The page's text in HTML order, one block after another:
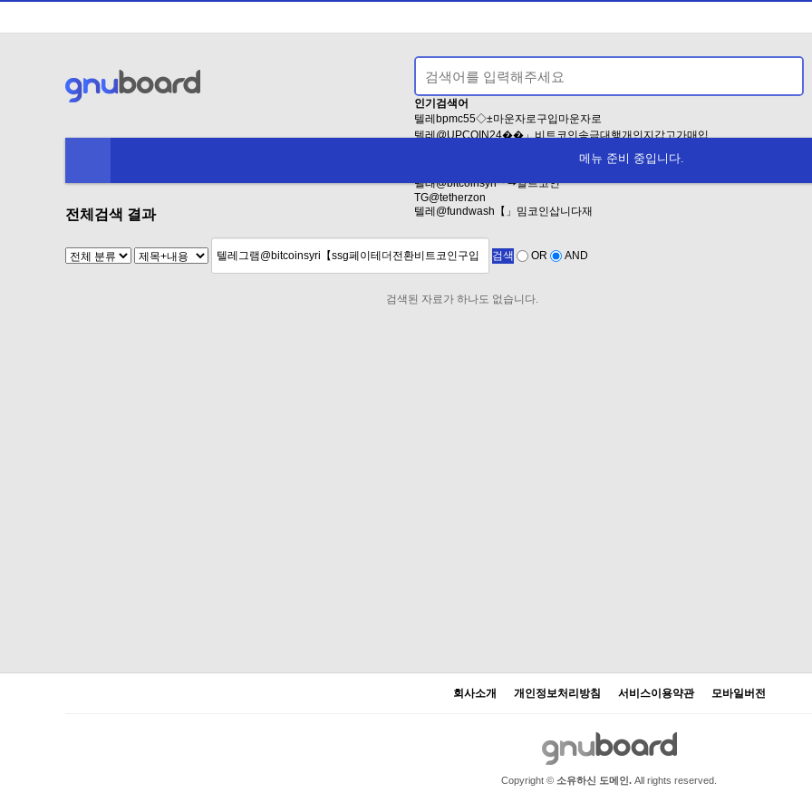
인기검색어
텔레bpmc55◇±마운자로구입마운자로
텔레@UPCOIN24��」비트코인송금대행개인지갑고가매입
텔레@fundwash��✓알트코인퀵거
텔레@UPCOIN24「▸비트코인구입오
텔래@bitcoinsyri「➙알트코인
TG@tetherzon
텔레@fundwash【」밈코인삽니다재
메뉴 준비 중입니다.
전체검색 결과
검색 OR AND
검색된 자료가 하나도 없습니다.
회사소개 개인정보처리방침 서비스이용약관 모바일버전
Copyright © 소유하신 도메인. All rights reserved.